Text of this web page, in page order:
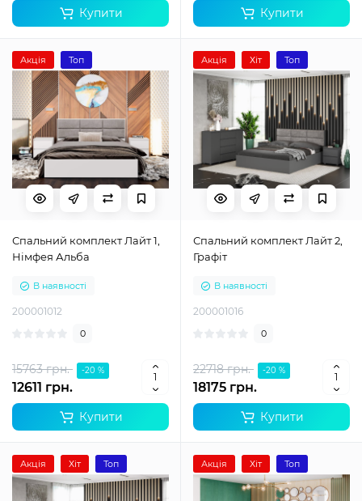
Купити Купити
Акція Топ
Спальний комплект Лайт 1,
Німфея Альба
В наявності
200001012
0
15763 грн. -20 %
12611 грн.
Купити
Акція Хіт Топ
Спальний комплект Лайт 2,
Графіт
В наявності
200001016
0
22718 грн. -20 %
18175 грн.
Купити
Акція Хіт Топ Акція Хіт Топ